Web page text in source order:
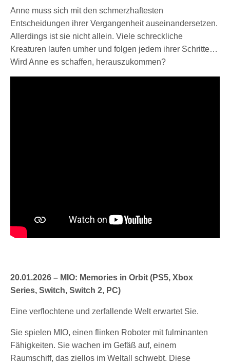
Anne muss sich mit den schmerzhaftesten
Entscheidungen ihrer Vergangenheit auseinandersetzen.
Allerdings ist sie nicht allein. Viele schreckliche
Kreaturen laufen umher und folgen jedem ihrer Schritte…
Wird Anne es schaffen, herauszukommen?
20.01.2026 – MIO: Memories in Orbit (PS5, Xbox
Series, Switch, Switch 2, PC)
Eine verflochtene und zerfallende Welt erwartet Sie.
Sie spielen MIO, einen flinken Roboter mit fulminanten
Fähigkeiten. Sie wachen im Gefäß auf, einem
Raumschiff, das ziellos im Weltall schwebt. Diese